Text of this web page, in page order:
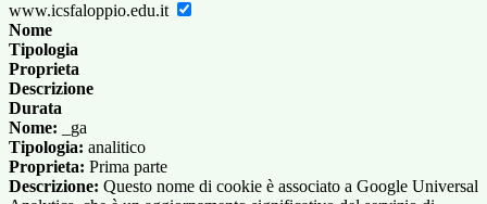
www.icsfaloppio.edu.it
Nome
Tipologia
Proprieta
Descrizione
Durata
Nome: _ga
Tipologia: analitico
Proprieta: Prima parte
Descrizione: Questo nome di cookie è associato a Google Universal